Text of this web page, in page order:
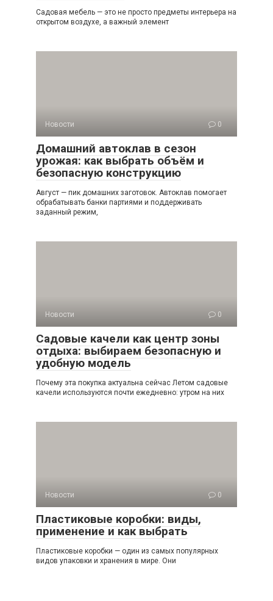
Садовая мебель — это не просто предметы интерьера на
открытом воздухе, а важный элемент
Новости 0
Домашний автоклав в сезон
урожая: как выбрать объём и
безопасную конструкцию
Август — пик домашних заготовок. Автоклав помогает
обрабатывать банки партиями и поддерживать
заданный режим,
Новости 0
Садовые качели как центр зоны
отдыха: выбираем безопасную и
удобную модель
Почему эта покупка актуальна сейчас Летом садовые
качели используются почти ежедневно: утром на них
Новости 0
Пластиковые коробки: виды,
применение и как выбрать
Пластиковые коробки — один из самых популярных
видов упаковки и хранения в мире. Они